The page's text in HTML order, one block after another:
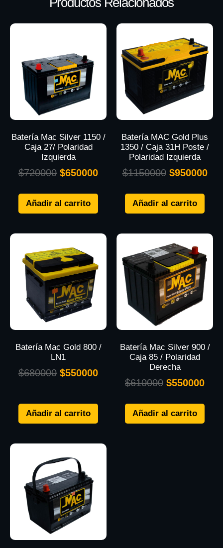
Batería Mac Silver 1150 /
Caja 27/ Polaridad
Izquierda
$720000 $650000
Añadir al carrito
Batería MAC Gold Plus
1350 / Caja 31H Poste /
Polaridad Izquierda
$1150000 $950000
Añadir al carrito
Batería Mac Gold 800 /
LN1
$680000 $550000
Añadir al carrito
Batería Mac Silver 900 /
Caja 85 / Polaridad
Derecha
$610000 $550000
Añadir al carrito